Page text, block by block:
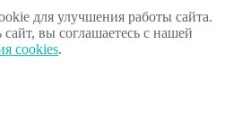
для улучшения работы сайта.
вы соглашаетесь с нашей
cookies.